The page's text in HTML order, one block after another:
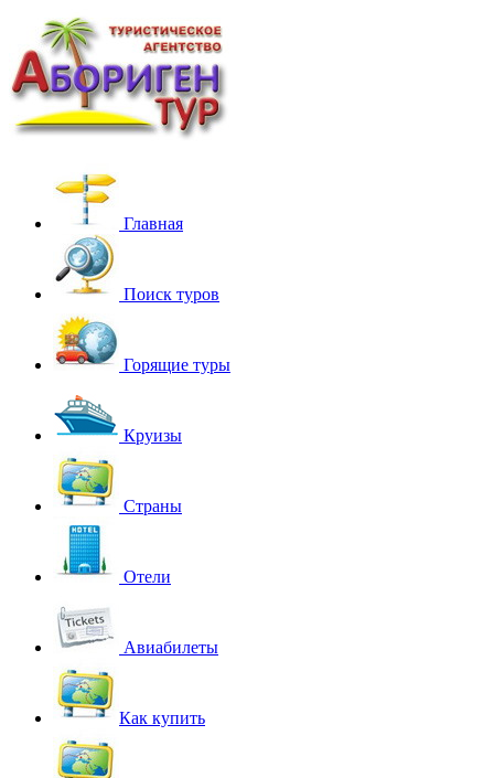
Главная
Поиск туров
Горящие туры
Круизы
Страны
Отели
Авиабилеты
Как купить